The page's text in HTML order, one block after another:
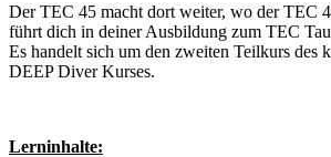
Der TEC 45 macht dort weiter, wo der TEC
führt dich in deiner Ausbildung zum TEC
Es handelt sich um den zweiten Teilkurs des
DEEP Diver Kurses.
Lerninhalte: